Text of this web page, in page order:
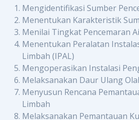
Mengidentifikasi Sumber
Menentukan Karakteristik
Menilai Tingkat Pencemaran
Menentukan Peralatan
Limbah (IPAL)
Mengoperasikan Instalasi
Melaksanakan Daur Ulang
Menyusun Rencana
Limbah
Melaksanakan Pemantauan